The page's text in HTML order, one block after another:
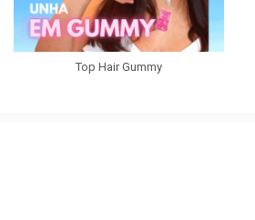
Top Hair Gummy